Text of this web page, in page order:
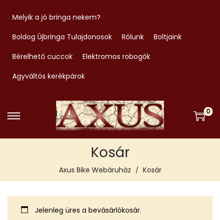
Melyik a jó bringa nekem?
Boldog Újbringa Tulajdonosok
Rólunk
Boltjaink
Bérelhető cuccok
Elektromos robogók
Agyváltós kerékpárok
S
i
S
i
0
Kosár
Axus Bike Webáruház Kosár
Jelenleg üres a bevásárlókosár.